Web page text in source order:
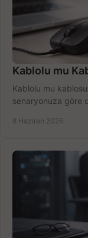
Kablolu mu
Kablolu mu
senaryonuza göre
8 Haziran 2026